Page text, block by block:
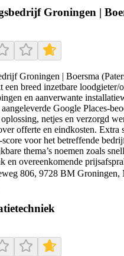
Groningen |
Groningen | Boersma
breed inzetbare loodgieter/
en aanverwante
Google Places-
netjes en verzorgd
offerte en eindkosten. Extra
voor het betreffende
thema’s noemen zoals
en overeenkomende
806, 9728 BM Groningen,